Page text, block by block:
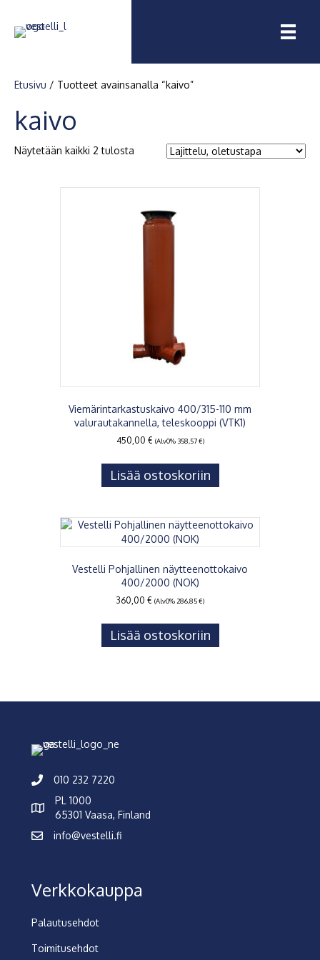
Etusivu / Tuotteet avainsanalla “kaivo”
kaivo
Näytetään kaikki 2 tulosta
Viemärintarkastuskaivo 400/315-110 mm
valurautakannella, teleskooppi (VTK1)
450,00 € (Alv0% 358,57€)
Lisää ostoskoriin
Vestelli Pohjallinen näytteenottokaivo
400/2000 (NOK)
360,00 € (Alv0% 286,85€)
Lisää ostoskoriin
010 232 7220
PL 1000
65301 Vaasa, Finland
info@vestelli.fi
Verkkokauppa
Palautusehdot
Toimitusehdot